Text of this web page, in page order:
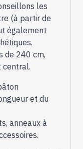
les
(à partir de
également
de 240 cm,
central.
et du
anneaux à